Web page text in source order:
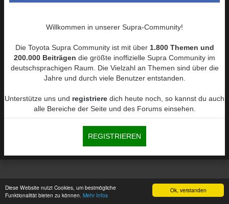
Ok, verstanden
Diese Website nutzt Cookies, um bestmögliche
Funktionalität bieten zu können. Mehr Infos
Willkommen in unserer Supra-Community!
Die Toyota Supra Community ist mit über 1.800 Themen und
200.000 Beiträgen die größte inoffizielle Supra Community im
deutschsprachigen Raum. Die Vielzahl an Themen sind über die
Jahre und durch viele Benutzer entstanden.
Unterstütze uns und registriere dich heute noch, so kannst du auch
alle Bereiche der Seite und des Forums einsehen.
REGISTRIEREN